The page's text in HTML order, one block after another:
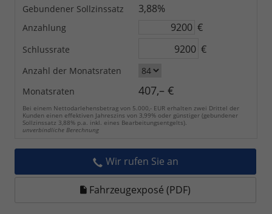
Gebundener Sollzinssatz 3,88%
Anzahlung €
Schlussrate €
Anzahl der Monatsraten
Monatsraten
407,– €
Bei einem Nettodarlehensbetrag von 5.000,- EUR erhalten zwei Drittel der
Kunden einen effektiven Jahreszins von 3,99% oder günstiger (gebundener
Sollzinssatz 3,88% p.a. inkl. eines Bearbeitungsentgelts).
unverbindliche Berechnung
Wir rufen Sie an
Fahrzeugexposé (PDF)